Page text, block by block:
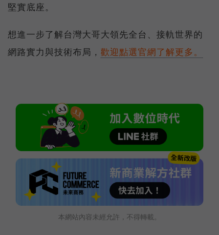
堅實底座。
想進一步了解台灣大哥大領先全台、接軌世界的
網路實力與技術布局， 歡迎點選官網了解更多。
本網站內容未經允許，不得轉載。